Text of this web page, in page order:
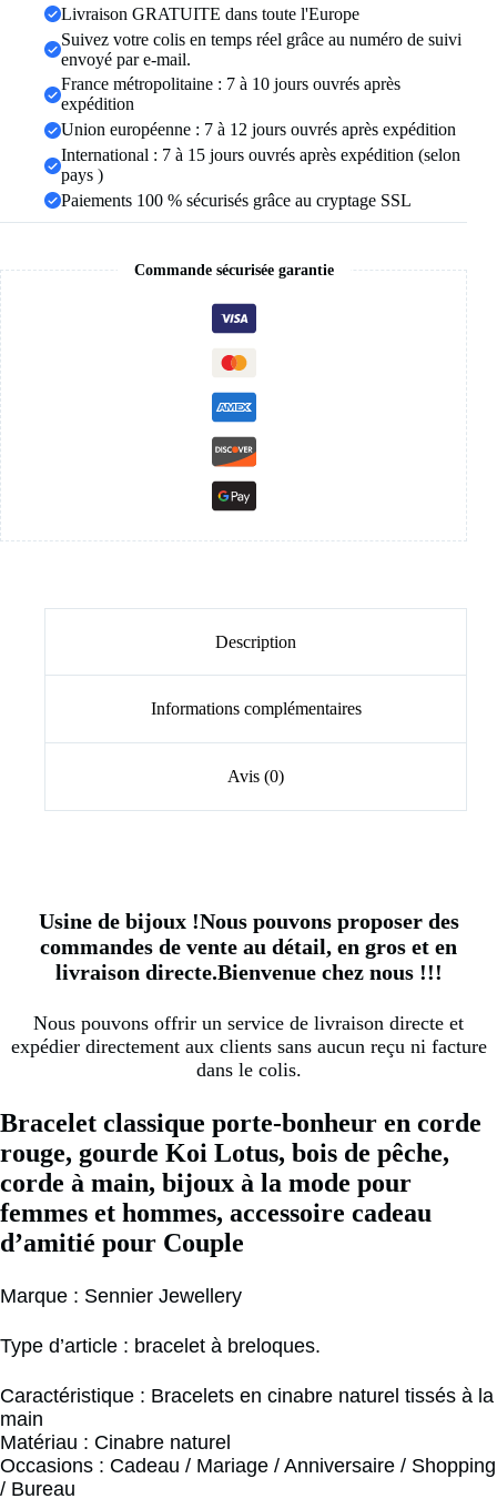
femmes,
hommes,
couples,
d'amitié,
accessoire
Livraison GRATUITE dans toute l'Europe
Suivez votre colis en temps réel grâce au numéro de suivi
envoyé par e-mail.
France métropolitaine : 7 à 10 jours ouvrés après
expédition
Union européenne : 7 à 12 jours ouvrés après expédition
International : 7 à 15 jours ouvrés après expédition (selon
pays )
Paiements 100 % sécurisés grâce au cryptage SSL
Commande sécurisée garantie
Description
Informations complémentaires
Avis (0)
Usine de bijoux !Nous pouvons proposer des
commandes de vente au détail, en gros et en
livraison directe.Bienvenue chez nous !!!
Nous pouvons offrir un service de livraison directe et
expédier directement aux clients sans aucun reçu ni facture
dans le colis.
Bracelet classique porte-bonheur en corde
rouge, gourde Koi Lotus, bois de pêche,
corde à main, bijoux à la mode pour
femmes et hommes, accessoire cadeau
d’amitié pour Couple
Marque : Sennier Jewellery
Type d’article : bracelet à breloques.
Caractéristique : Bracelets en cinabre naturel tissés à la
main
Matériau : Cinabre naturel
Occasions : Cadeau / Mariage / Anniversaire / Shopping
/ Bureau